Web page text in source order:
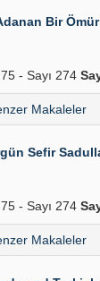
Bir
- Sayı 274
Makaleler
Sefir
- Sayı 274
Makaleler